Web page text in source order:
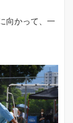
向かって、一